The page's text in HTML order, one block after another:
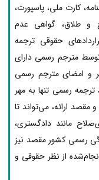
کارت ملی، پاسپورت،
و طلاق، گواهی عدم
حقوقی ترجمه
مترجم رسمی دارای
و امضای مترجم رسمی
ترجمه رسمی تنها به مهر
ارائه، می‌تواند تا
مانند دادگستری،
رسمی کشور مقصد نیز
از نظر حقوقی و